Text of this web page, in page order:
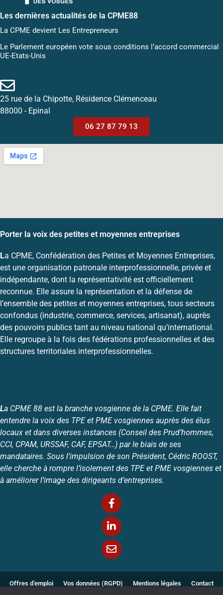
Les dernières actualités de la CPME88
La CPME devient Les Entrepreneurs
Le Parlement européen vote sous conditions l’accord commercial
UE-Etats-Unis
25 rue de la Chipotte, Résidence Clémenceau
88000 - Epinal
06 27 87 79 13
Porter la voix des petites et moyennes entreprises
La CPME, Confédération des Petites et Moyennes Entreprises,
est une organisation patronale interprofessionnelle, privée et
indépendante, dont la représentativité est officiellement
reconnue. Elle assure la représentation et la défense de
l’ensemble des petites et moyennes entreprises, tous secteurs
confondus (industrie, commerce, services, artisanat), auprès
des pouvoirs publics tant au niveau national qu’international.
Elle regroupe à la fois des fédérations professionnelles et des
structures territoriales interprofessionnelles.
La CPME 88 est la branche vosgienne de la CPME. Elle fait
entendre la voix des TPE et PME vosgiennes auprès des élus
locaux et dans diverses instances (Conseil des Prud’hommes,
CCI, CPAM, URSSAF, CAF, EPSAT…) par le biais de ses
mandataires. Sous l’impulsion de son Président, Cédric ROOST,
elle cherche à rompre l’isolement des TPE et PME vosgiennes et
à améliorer l’image des dirigeants d’entreprises.
Offres d’emploi Vos données (RGPD) Mentions légales Contact